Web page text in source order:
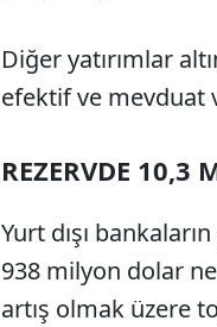
Diğer yatırımlar
efektif ve mevduat
REZERVDE 10,3
Yurt dışı
938 milyon dolar
artış olmak üzere